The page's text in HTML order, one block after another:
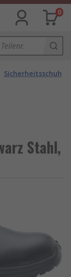
0
Sicherheitsschuhe
Stahl,